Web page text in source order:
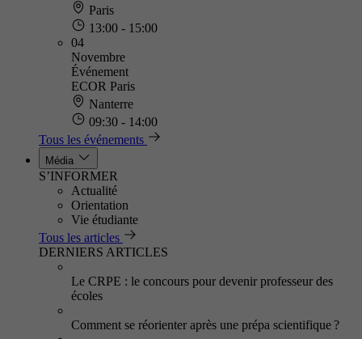
Paris
13:00 - 15:00
04
Novembre
Événement
ECOR Paris
Nanterre
09:30 - 14:00
Tous les événements
Média
S’INFORMER
Actualité
Orientation
Vie étudiante
Tous les articles
DERNIERS ARTICLES
Le CRPE : le concours pour devenir professeur des
écoles
Comment se réorienter après une prépa scientifique ?